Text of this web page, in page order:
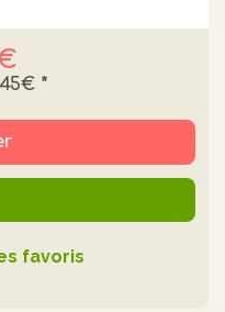
*
favoris